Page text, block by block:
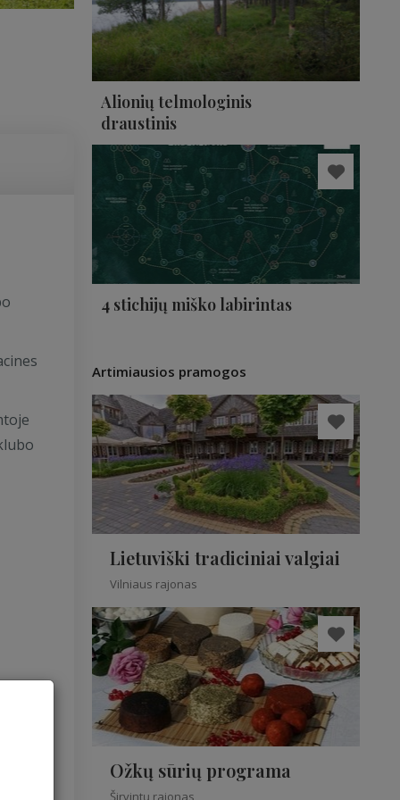
Alionių telmologinis
draustinis
4 stichijų miško labirintas
Artimiausios pramogos
Lietuviški tradiciniai valgiai
Vilniaus rajonas
Ožkų sūrių programa
Širvintų rajonas